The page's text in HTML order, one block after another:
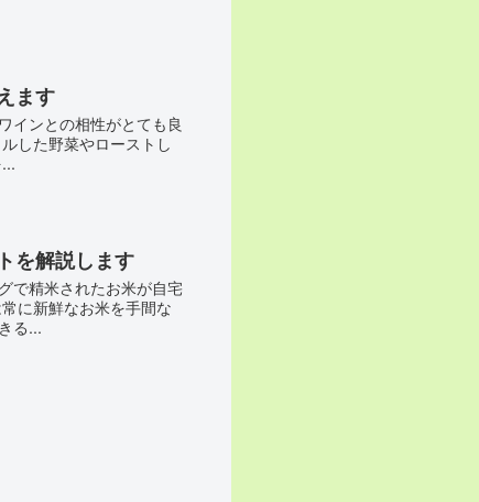
ます
インとの相性がとても良
した野菜やローストし
を解説します
で精米されたお米が自宅
に新鮮なお米を手間な
る...